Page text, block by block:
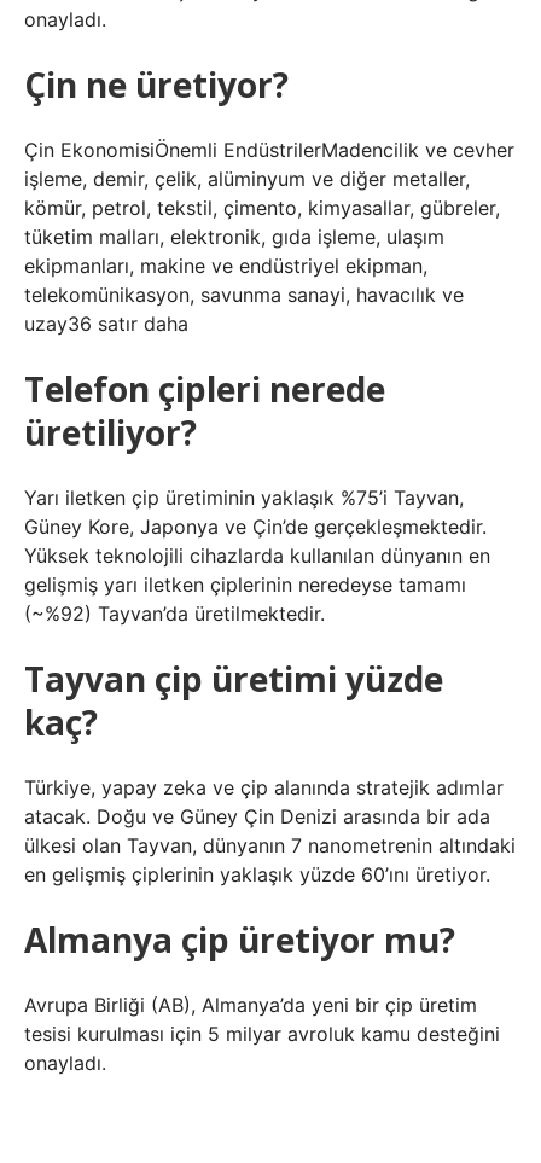
onayladı.
Çin ne üretiyor?
Çin EkonomisiÖnemli EndüstrilerMadencilik ve cevher
işleme, demir, çelik, alüminyum ve diğer metaller,
kömür, petrol, tekstil, çimento, kimyasallar, gübreler,
tüketim malları, elektronik, gıda işleme, ulaşım
ekipmanları, makine ve endüstriyel ekipman,
telekomünikasyon, savunma sanayi, havacılık ve
uzay36 satır daha
Telefon çipleri nerede
üretiliyor?
Yarı iletken çip üretiminin yaklaşık %75’i Tayvan,
Güney Kore, Japonya ve Çin’de gerçekleşmektedir.
Yüksek teknolojili cihazlarda kullanılan dünyanın en
gelişmiş yarı iletken çiplerinin neredeyse tamamı
(~%92) Tayvan’da üretilmektedir.
Tayvan çip üretimi yüzde
kaç?
Türkiye, yapay zeka ve çip alanında stratejik adımlar
atacak. Doğu ve Güney Çin Denizi arasında bir ada
ülkesi olan Tayvan, dünyanın 7 nanometrenin altındaki
en gelişmiş çiplerinin yaklaşık yüzde 60’ını üretiyor.
Almanya çip üretiyor mu?
Avrupa Birliği (AB), Almanya’da yeni bir çip üretim
tesisi kurulması için 5 milyar avroluk kamu desteğini
onayladı.